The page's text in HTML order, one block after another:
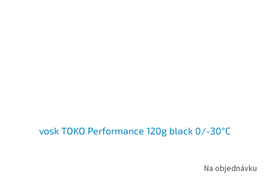
vosk TOKO Performance 120g black 0/-30°C
Na objednávku